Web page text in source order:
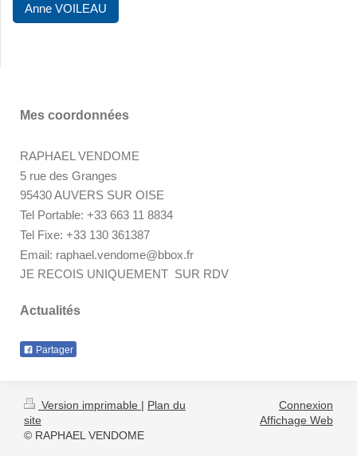
Anne VOILEAU
Mes coordonnées
RAPHAEL VENDOME
5 rue des Granges
95430 AUVERS SUR OISE
Tel Portable: +33 663 11 8834
Tel Fixe: +33 130 361387
Email: raphael.vendome@bbox.fr
JE RECOIS UNIQUEMENT SUR RDV
Actualités
Partager
Version imprimable | Plan du
site
© RAPHAEL VENDOME
Connexion
Affichage Web